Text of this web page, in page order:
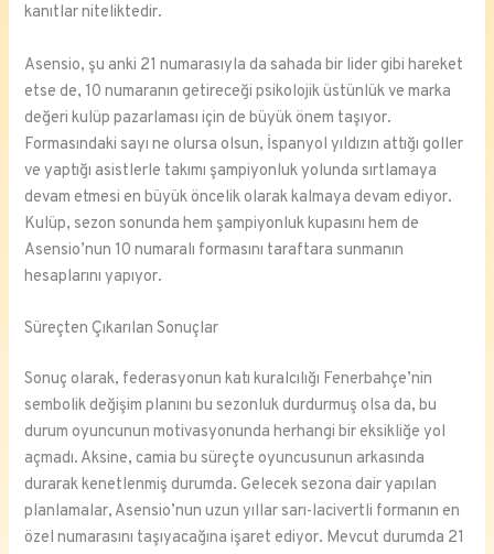
kanıtlar niteliktedir.
Asensio, şu anki 21 numarasıyla da sahada bir lider gibi hareket
etse de, 10 numaranın getireceği psikolojik üstünlük ve marka
değeri kulüp pazarlaması için de büyük önem taşıyor.
Formasındaki sayı ne olursa olsun, İspanyol yıldızın attığı goller
ve yaptığı asistlerle takımı şampiyonluk yolunda sırtlamaya
devam etmesi en büyük öncelik olarak kalmaya devam ediyor.
Kulüp, sezon sonunda hem şampiyonluk kupasını hem de
Asensio’nun 10 numaralı formasını taraftara sunmanın
hesaplarını yapıyor.
Süreçten Çıkarılan Sonuçlar
Sonuç olarak, federasyonun katı kuralcılığı Fenerbahçe’nin
sembolik değişim planını bu sezonluk durdurmuş olsa da, bu
durum oyuncunun motivasyonunda herhangi bir eksikliğe yol
açmadı. Aksine, camia bu süreçte oyuncusunun arkasında
durarak kenetlenmiş durumda. Gelecek sezona dair yapılan
planlamalar, Asensio’nun uzun yıllar sarı-lacivertli formanın en
özel numarasını taşıyacağına işaret ediyor. Mevcut durumda 21